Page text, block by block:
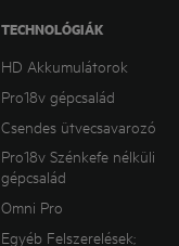
TECHNOLÓGIÁK
HD Akkumulátorok
Pro18v gépcsalád
Csendes ütvecsavarozó
Pro18v Szénkefe nélküli
gépcsalád
Omni Pro
Egyéb Felszerelések;